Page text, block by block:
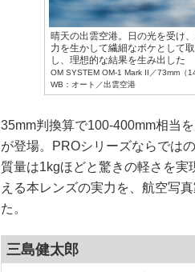
晴天の出雲空港。日の光を受け
力を生かして繊細なボケとして
し、理想的な結果を生み出した
OM SYSTEM OM-1 Mark II／73mm（
WB：オート／出雲空港
35mm判換算で100-400mm相当
が登場。PROシリーズならでは
質量は1kgほどと驚きの軽さを
える本レンズの実力を、航空写
た。
三島健太郎